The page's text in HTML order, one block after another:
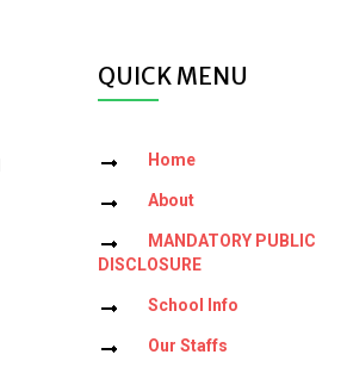
QUICK MENU
Home
About
MANDATORY PUBLIC
DISCLOSURE
School Info
Our Staffs